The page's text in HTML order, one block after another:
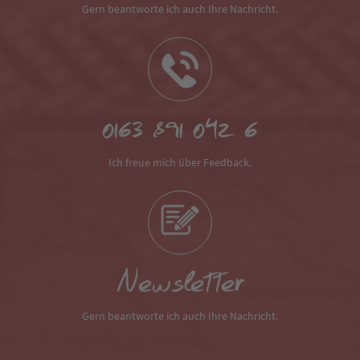
Gern beantworte ich auch Ihre Nachricht.
0163 891 042 6
Ich freue mich über Feedback.
Newsletter
Gern beantworte ich auch Ihre Nachricht.